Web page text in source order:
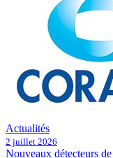
Actualités
2 juillet 2026
Nouveaux détecteurs